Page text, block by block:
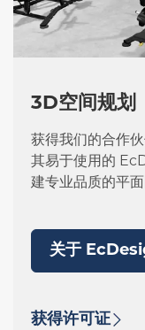
3D空间规划
获得我们的合作
其易于使用的
建专业品质的平
关于
获得许可证